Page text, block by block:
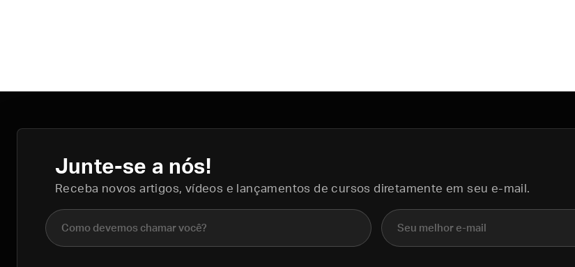
Junte-se a nós!
Receba novos artigos, vídeos e lançamentos de cursos diretamente em seu e-mail.
Nome completo E-mail